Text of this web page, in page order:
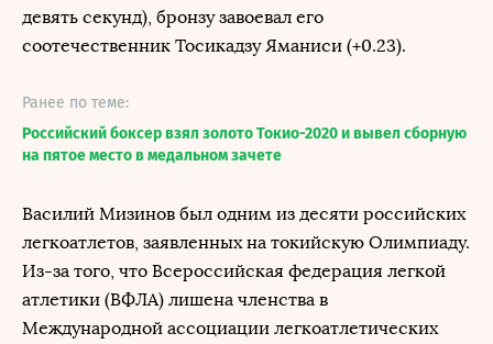
девять секунд), бронзу завоевал его
соотечественник Тосикадзу Яманиси (+0.23).
Ранее по теме:
Российский боксер взял золото Токио-2020 и вывел сборную
на пятое место в медальном зачете
Василий Мизинов был одним из десяти российских
легкоатлетов, заявленных на токийскую Олимпиаду.
Из-за того, что Всероссийская федерация легкой
атлетики (ВФЛА) лишена членства в
Международной ассоциации легкоатлетических